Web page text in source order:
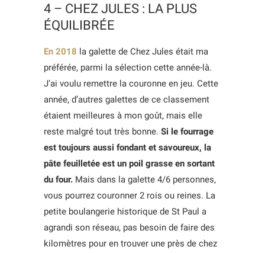
4 – CHEZ JULES : LA PLUS
ÉQUILIBRÉE
En 2018 la galette de Chez Jules était ma
préférée, parmi la sélection cette année-là.
J’ai voulu remettre la couronne en jeu. Cette
année, d’autres galettes de ce classement
étaient meilleures à mon goût, mais elle
reste malgré tout très bonne. Si le fourrage
est toujours aussi fondant et savoureux, la
pâte feuilletée est un poil grasse en sortant
du four. Mais dans la galette 4/6 personnes,
vous pourrez couronner 2 rois ou reines. La
petite boulangerie historique de St Paul a
agrandi son réseau, pas besoin de faire des
kilomètres pour en trouver une près de chez